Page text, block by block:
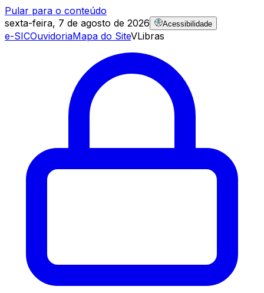
Pular para o conteúdo
sexta-feira, 7 de agosto de 2026
Acessibilidade
e-SICOuvidoriaMapa do SiteVLibras